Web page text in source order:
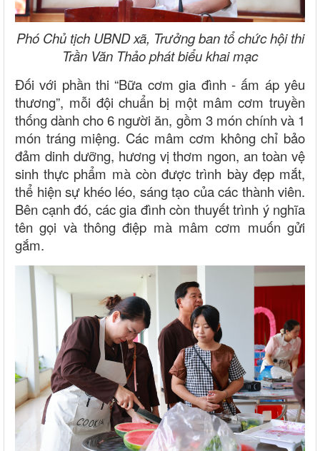
Phó Chủ tịch UBND xã, Trưởng ban tổ chức hội thi
Trần Văn Thảo phát biểu khai mạc
Đối với phần thi “Bữa cơm gia đình - ấm áp yêu
thương”, mỗi đội chuẩn bị một mâm cơm truyền
thống dành cho 6 người ăn, gồm 3 món chính và 1
món tráng miệng. Các mâm cơm không chỉ bảo
đảm dinh dưỡng, hương vị thơm ngon, an toàn vệ
sinh thực phẩm mà còn được trình bày đẹp mắt,
thể hiện sự khéo léo, sáng tạo của các thành viên.
Bên cạnh đó, các gia đình còn thuyết trình ý nghĩa
tên gọi và thông điệp mà mâm cơm muốn gửi
gắm.